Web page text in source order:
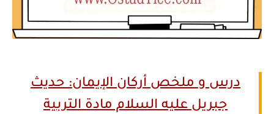
درس و ملخص أركان الإيمان: حديث
جبريل عليه السلام مادة التربية